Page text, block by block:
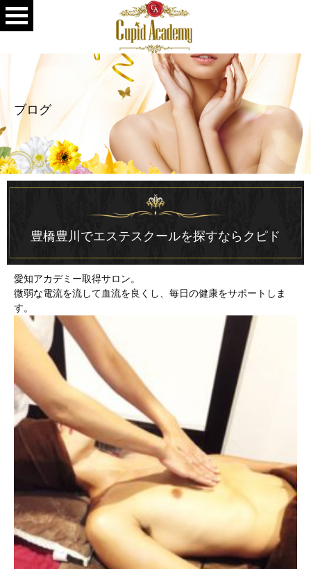
ブログ
豊橋豊川でエステスクールを探すならクピド
愛知アカデミー取得サロン。
微弱な電流を流して血流を良くし、毎日の健康をサポートしま
す。